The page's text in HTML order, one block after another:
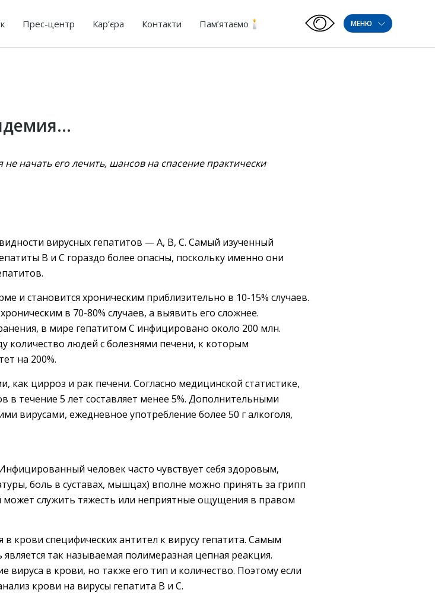
Прес-центр Кар’єра Контакти Пам’ятаємо МЕНЮ
начать его лечить, шансов на спасение практически
вирусных гепатитов — А, В, С. Самый изученный
В и С гораздо более опасны, поскольку именно они
и становится хроническим приблизительно в 10-15% случаев.
в 70-80% случаев, а выявить его сложнее.
в мире гепатитом С инфицировано около 200 млн.
количество людей с болезнями печени, к которым
на 200%.
как цирроз и рак печени. Согласно медицинской статистике,
течение 5 лет составляет менее 5%. Дополнительными
вирусами, ежедневное употребление более 50 г алкоголя,
человек часто чувствует себя здоровым,
боль в суставах, мышцах) вполне можно принять за грипп
может служить тяжесть или неприятные ощущения в правом
крови специфических антител к вирусу гепатита. Самым
так называемая полимеразная цепная реакция.
в крови, но также его тип и количество. Поэтому если
крови на вирусы гепатита В и С.